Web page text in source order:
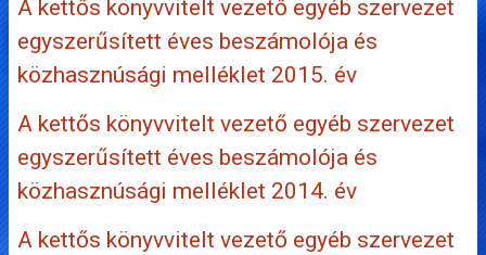
A kettős könyvvitelt vezető egyéb szervezet
egyszerűsített éves beszámolója és
közhasznúsági melléklet 2015. év
A kettős könyvvitelt vezető egyéb szervezet
egyszerűsített éves beszámolója és
közhasznúsági melléklet 2014. év
A kettős könyvvitelt vezető egyéb szervezet